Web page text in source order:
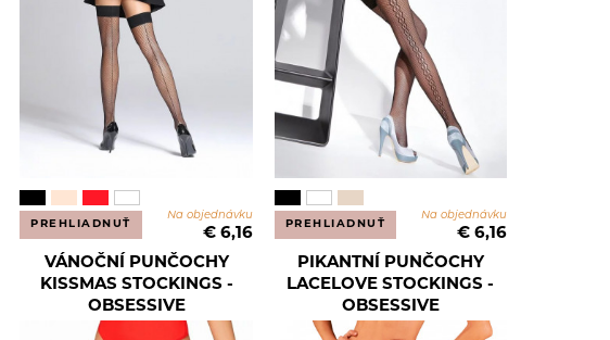
PREHLIADNUŤ
Na objednávku
€ 6,16
PREHLIADNUŤ
Na objednávku
€ 6,16
VÁNOČNÍ PUNČOCHY
KISSMAS STOCKINGS -
OBSESSIVE
PIKANTNÍ PUNČOCHY
LACELOVE STOCKINGS -
OBSESSIVE